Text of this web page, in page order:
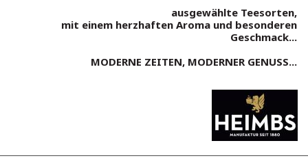
ausgewählte Teesorten,
mit einem herzhaften Aroma und besonderen
Geschmack...
MODERNE ZEITEN, MODERNER GENUSS...